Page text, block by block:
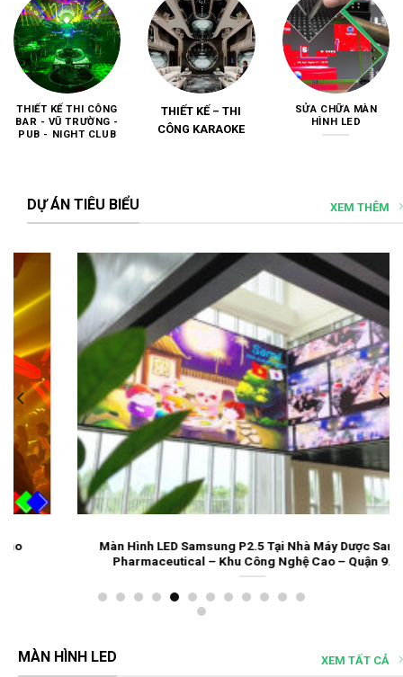
THIẾT KẾ THI CÔNG
BAR - VŨ TRƯỜNG -
PUB - NIGHT CLUB
THIẾT KẾ – THI
CÔNG KARAOKE
SỬA CHỮA MÀN
HÌNH LED
DỰ ÁN TIÊU BIỂU XEM THÊM
Màn Hình LED Samsung P2.5 Tại Nhà Máy Dược Samil
Pharmaceutical – Khu Công Nghệ Cao – Quận 9.
MÀN HÌNH LED XEM TẤT CẢ